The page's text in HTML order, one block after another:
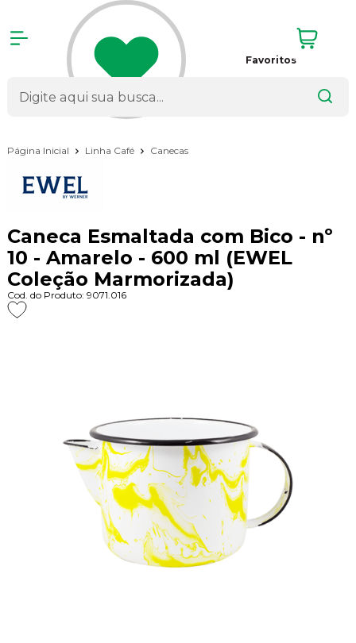
Favoritos
Página Inicial Linha Café Canecas
Caneca Esmaltada com Bico - nº
10 - Amarelo - 600 ml (EWEL
Coleção Marmorizada)
Cod. do Produto: 9071.016